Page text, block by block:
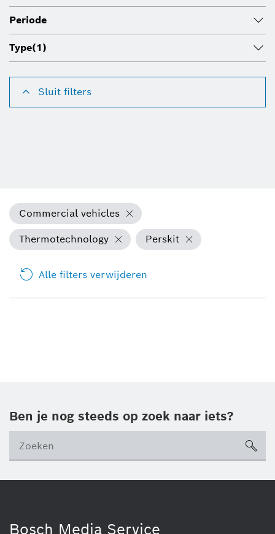
Periode
Type(1)
Sluit filters
Commercial vehicles
Thermotechnology
Perskit
Alle filters verwijderen
Ben je nog steeds op zoek naar iets?
Bosch Media Service